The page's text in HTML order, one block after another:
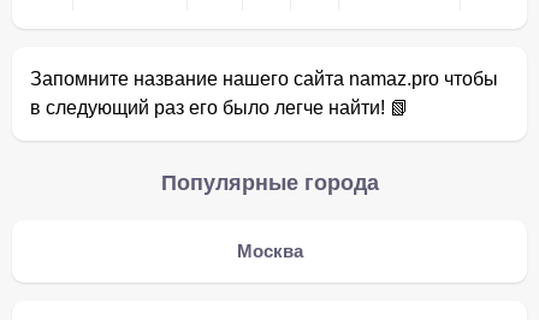
Запомните название нашего сайта namaz.pro чтобы
в следующий раз его было легче найти! 📗
Популярные города
Москва